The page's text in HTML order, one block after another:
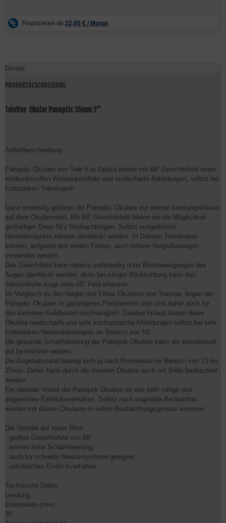
Details
PRODUKTBESCHREIBUNG
TeleVue Okular Panoptic 35mm 2"
Artikelbeschreibung
Panoptic Okulare von Tele Vue Optics bieten mit 68° Gesichtsfeld einen
eindrucksvollen Weitwinkeleffekt und randscharfe Abbildungen, selbst bei
lichtstarken Teleskopen.
Ganz eindeutig gehören die Panoptic Okulare zur oberen Leistungsklasse
auf dem Okularmarkt. Mit 68° Gesichtsfeld bieten sie die Möglichkeit
großartiger Deep-Sky Beobachtungen. Selbst ausgedehnte
Himmelsobjekte können überblickt werden. In Dobson Teleskopen
können, aufgrund des weiten Feldes, auch höhere Vergrößerungen
verwendet werden.
Das Gesichtfeld kann nahezu vollständig ohne Blickbewegungen des
Auges überblickt werden, denn bei ruhiger Blickrichtung kann das
menschliche Auge etwa 65° Feld erfassen.
Im Vergleich zu den Nagler und Ethos Okularen von Televue, liegen die
Panoptic Okulare im günstigeren Preisbereich und sind daher auch für
den kleineren Geldbeutel erschwinglich. Darüber hinaus bieten diese
Okulare randscharfe und sehr kontrastreiche Abbildungen selbst bei sehr
lichtstarken Newtonteleskopen im Bereich von f/5.
Die gesamte Schärfeleistung der Panoptik-Okulare kann als sensationell
gut bezeichnet werden.
Der Augenabstand bewegt sich ja nach Brennweite im Bereich von 13 bis
27mm. Daher kann durch die meisten Okulare auch mit Brille beobachtet
werden.
Ein weiterer Vorteil der Panoptik Okulare ist das sehr ruhige und
angenehme Einblicksverhalten. Selbst noch ungeübte Beobachter,
werden mit diesen Okularen in vollen Beobachtungsgenuss kommen.
Die Vorteile auf einen Blick:
- großes Gesichtsfeld von 68°
- extrem hohe Schärfeleistung
- auch für schnelle Newtonsysteme geeignet
- unkritisches Einblickverhalten
Technische Daten
Leistung
Brennweite (mm)
35